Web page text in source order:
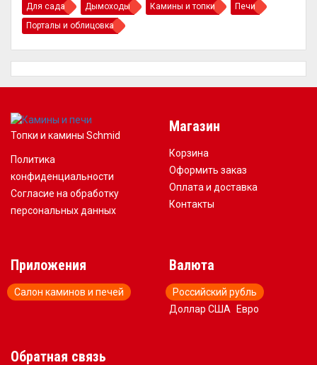
Для сада
Дымоходы Камины и топки
Печи
Порталы и облицовка
Топки и камины Schmid
Политика
конфиденциальности
Согласие на обработку
персональных данных
Магазин
Корзина
Оформить заказ
Оплата и доставка
Контакты
Приложения
Салон каминов и печей
Валюта
Российский рубль
Доллар США
Евро
Обратная связь